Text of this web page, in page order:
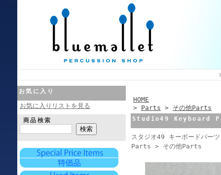
お気に入り
お気に入りリストを見る
商品検索
HOME
> Parts > その他Parts
Studio49 Keyboard
スタジオ49 キーボードパー
Parts > その他Parts